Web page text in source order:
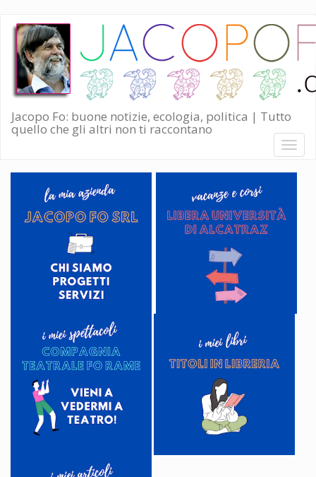
Salta
contenuto
principale
Jacopo Fo: buone notizie, ecologia, politica | Tutto
quello che gli altri non ti raccontano
Toggle